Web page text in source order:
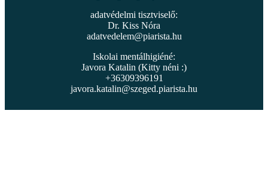
adatvédelmi tisztviselő:
Dr. Kiss Nóra
adatvedelem@piarista.hu
Iskolai mentálhigiéné:
Javora Katalin (Kitty néni :)
+36309396191
javora.katalin@szeged.piarista.hu